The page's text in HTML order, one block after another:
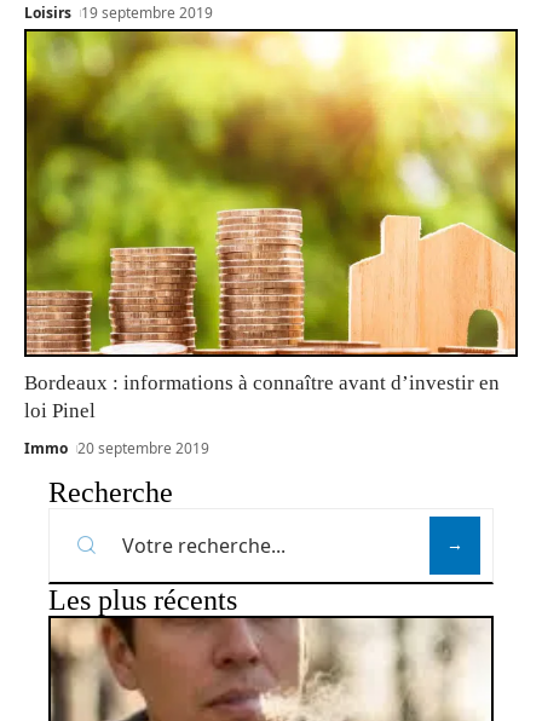
Loisirs 19 septembre 2019
Bordeaux : informations à connaître avant d’investir en
loi Pinel
Immo 20 septembre 2019
Recherche
Les plus récents